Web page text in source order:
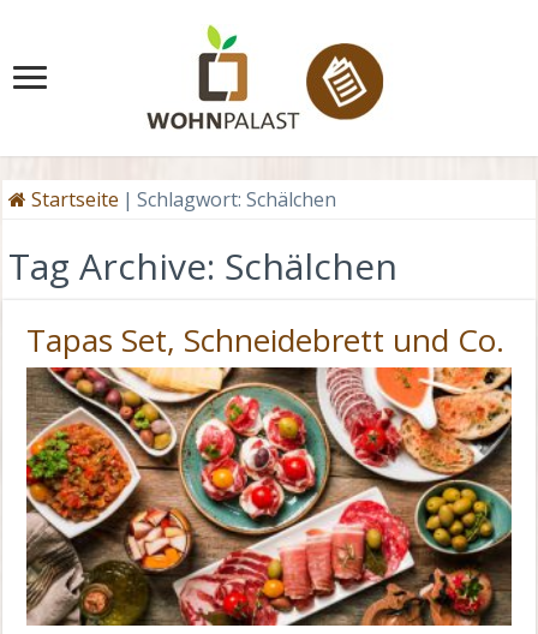
Startseite | Schlagwort:Schälchen
Tag Archive: Schälchen
Tapas Set, Schneidebrett und Co.